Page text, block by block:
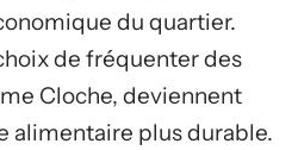
du quartier.
de fréquenter des
Cloche, deviennent
alimentaire plus durable.